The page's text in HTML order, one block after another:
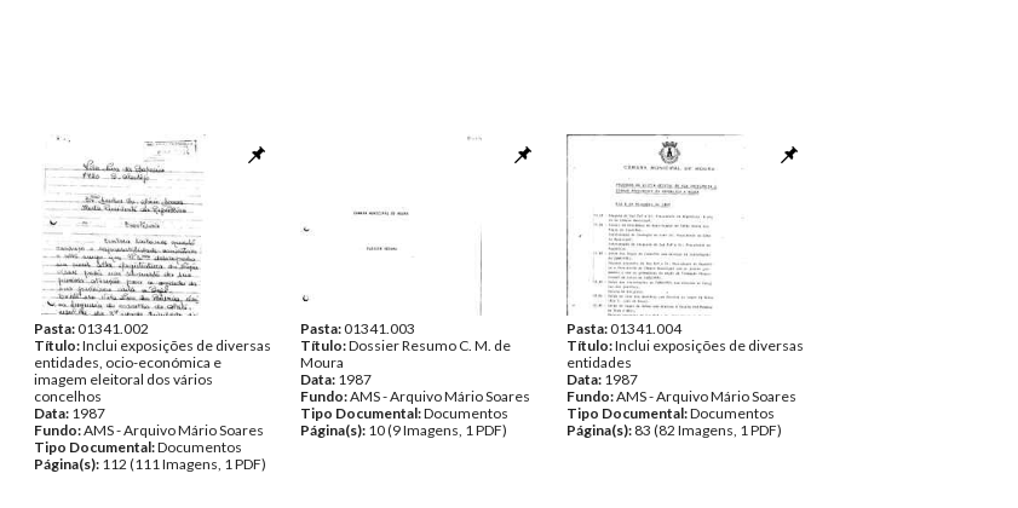
Pasta:01341.002
Título:Inclui exposições de diversas
entidades, ocio-económica e
imagem eleitoral dos vários
concelhos
Data: 1987
Fundo:AMS - Arquivo Mário Soares
Tipo Documental:Documentos
Página(s): 112 (111 Imagens, 1 PDF)
Pasta:01341.003
Título:Dossier Resumo C. M. de
Moura
Data: 1987
Fundo:AMS - Arquivo Mário Soares
Tipo Documental:Documentos
Página(s): 10 (9 Imagens, 1 PDF)
Pasta:01341.004
Título:Inclui exposições de diversas
entidades
Data: 1987
Fundo:AMS - Arquivo Mário Soares
Tipo Documental:Documentos
Página(s): 83 (82 Imagens, 1 PDF)